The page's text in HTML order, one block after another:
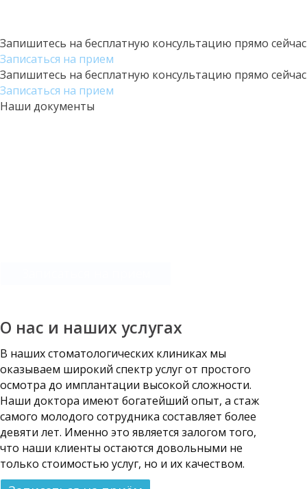
Запишитесь на бесплатную консультацию прямо сейчас
Записаться на прием
Запишитесь на бесплатную консультацию прямо сейчас
Записаться на прием
Наши документы
О нас и наших услугах
В наших стоматологических клиниках мы
оказываем широкий спектр услуг от простого
осмотра до имплантации высокой сложности.
Наши доктора имеют богатейший опыт, а стаж
самого молодого сотрудника составляет более
девяти лет. Именно это является залогом того,
что наши клиенты остаются довольными не
только стоимостью услуг, но и их качеством.